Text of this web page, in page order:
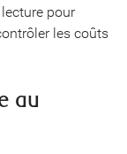
pour
les coûts
au